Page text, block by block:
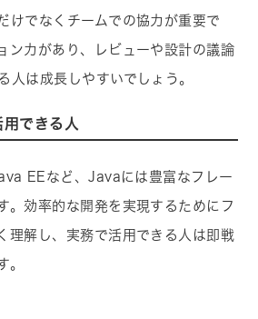
けでなくチームでの協力が重要で
ン力があり、レビューや設計の議論
人は成長しやすいでしょう。
用できる人
EEなど、Javaには豊富なフレー
。効率的な開発を実現するためにフ
理解し、実務で活用できる人は即戦
。